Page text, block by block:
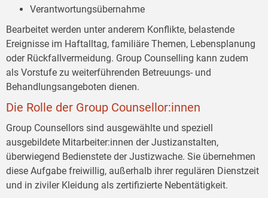
Verantwortungsübernahme
Bearbeitet werden unter anderem Konflikte, belastende
Ereignisse im Haftalltag, familiäre Themen, Lebensplanung
oder Rückfallvermeidung. Group Counselling kann zudem
als Vorstufe zu weiterführenden Betreuungs- und
Behandlungsangeboten dienen.
Die Rolle der Group Counsellor:innen
Group Counsellors sind ausgewählte und speziell
ausgebildete Mitarbeiter:innen der Justizanstalten,
überwiegend Bedienstete der Justizwache. Sie übernehmen
diese Aufgabe freiwillig, außerhalb ihrer regulären Dienstzeit
und in ziviler Kleidung als zertifizierte Nebentätigkeit.